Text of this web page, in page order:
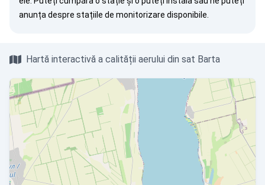
anunța despre stațiile de monitorizare disponibile.
Hartă interactivă a calității aerului din sat Barta